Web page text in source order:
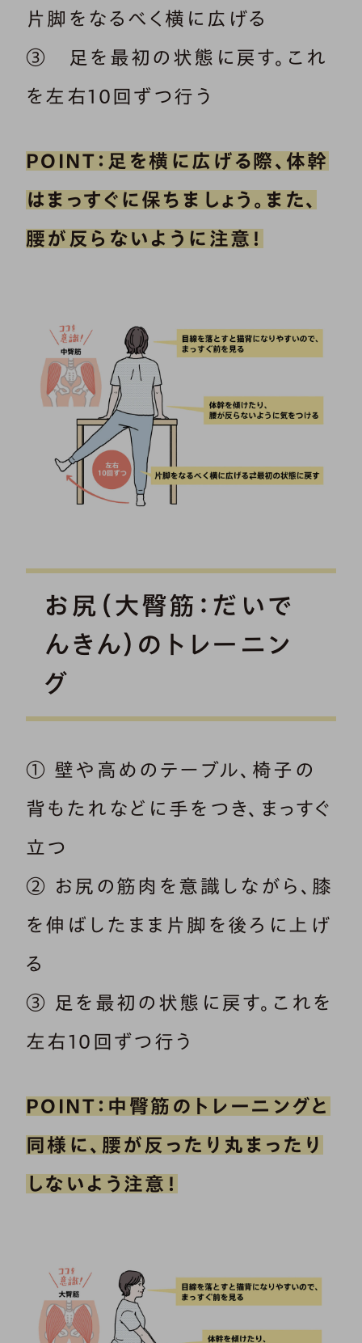
片脚をなるべく横に広げる
③ 足を最初の状態に戻す。これ
を左右10回ずつ行う
POINT：足を横に広げる際、体幹
はまっすぐに保ちましょう。また、
腰が反らないように注意！
お尻（大臀筋：だいで
んきん）のトレーニン
グ
① 壁や高めのテーブル、椅子の
背もたれなどに手をつき、まっすぐ
立つ
② お尻の筋肉を意識しながら、膝
を伸ばしたまま片脚を後ろに上げ
る
③ 足を最初の状態に戻す。これを
左右10回ずつ行う
POINT：中臀筋のトレーニングと
同様に、腰が反ったり丸まったり
しないよう注意！